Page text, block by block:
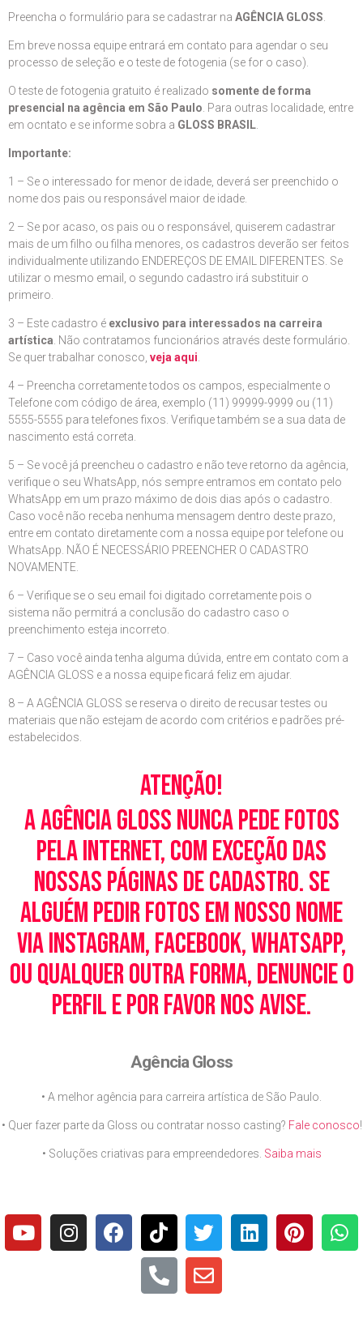
Preencha o formulário para se cadastrar na AGÊNCIA GLOSS
Em breve nossa equipe entrará em contato para agendar o seu
processo de seleção e o teste de fotogenia (se for o caso).
O teste de fotogenia gratuito é realizado somente de forma
presencial na agência em São Paulo . Para outras localidade, entre
em ocntato e se informe sobra a GLOSS BRASIL
Importante:
1 – Se o interessado for menor de idade, deverá ser preenchido o
nome dos pais ou responsável maior de idade.
2 – Se por acaso, os pais ou o responsável, quiserem cadastrar
mais de um filho ou filha menores, os cadastros deverão ser feitos
individualmente utilizando ENDEREÇOS DE EMAIL DIFERENTES. Se
utilizar o mesmo email, o segundo cadastro irá substituir o
primeiro.
3 – Este cadastro é exclusivo para interessados na carreira
artística . Não contratamos funcionários através deste formulário.
Se quer trabalhar conosco, veja aqui
4 – Preencha corretamente todos os campos, especialmente o
Telefone com código de área, exemplo (11) 99999-9999 ou (11)
5555-5555 para telefones fixos. Verifique também se a sua data de
nascimento está correta.
5 – Se você já preencheu o cadastro e não teve retorno da agência,
verifique o seu WhatsApp, nós sempre entramos em contato pelo
WhatsApp em um prazo máximo de dois dias após o cadastro.
Caso você não receba nenhuma mensagem dentro deste prazo,
entre em contato diretamente com a nossa equipe por telefone ou
WhatsApp. NÃO É NECESSÁRIO PREENCHER O CADASTRO
NOVAMENTE.
6 – Verifique se o seu email foi digitado corretamente pois o
sistema não permitrá a conclusão do cadastro caso o
preenchimento esteja incorreto.
7 – Caso você ainda tenha alguma dúvida, entre em contato com a
AGÊNCIA GLOSS e a nossa equipe ficará feliz em ajudar.
8 – A AGÊNCIA GLOSS se reserva o direito de recusar testes ou
materiais que não estejam de acordo com critérios e padrões pré-
estabelecidos.
Atenção!
A Agência Gloss nunca pede fotos
pela Internet, com exceção das
nossas páginas de cadastro. Se
alguém pedir fotos em nosso nome
via Instagram, Facebook, WhatsApp,
ou qualquer outra forma, denuncie o
perfil e por favor nos avise.
Agência Gloss
• A melhor agência para carreira artística de São Paulo.
• Quer fazer parte da Gloss ou contratar nosso casting? Fale conosco!
• Soluções criativas para empreendedores. Saiba mais